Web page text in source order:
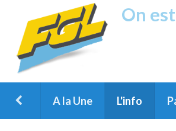
On
A la Une L'info